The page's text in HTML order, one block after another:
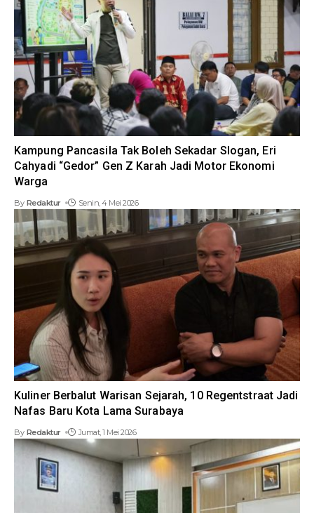
Kampung Pancasila Tak Boleh Sekadar Slogan, Eri
Cahyadi “Gedor” Gen Z Karah Jadi Motor Ekonomi
Warga
By Redaktur Senin, 4 Mei 2026
Kuliner Berbalut Warisan Sejarah, 10 Regentstraat Jadi
Nafas Baru Kota Lama Surabaya
By Redaktur Jumat, 1 Mei 2026